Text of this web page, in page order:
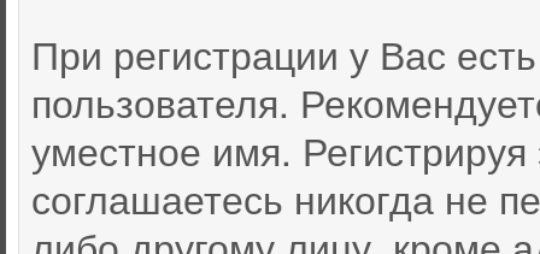
При регистрации у Вас
пользователя.
уместное имя.
соглашаетесь никогда не